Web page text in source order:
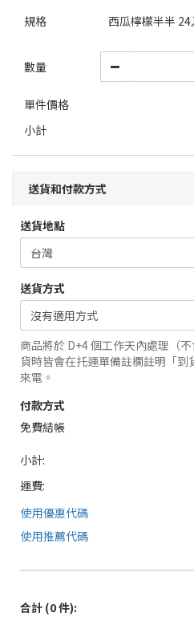
規格 西瓜檸檬半半 24
數量
單件價格
小計
送貨和付款方式
送貨地點
送貨方式
商品將於 D+4 個工作天內處理（
貨時皆會在托運單備註欄註明「
來電。
付款方式
免費結帳
小計:
運費:
使用優惠代碼
使用推薦代碼
合計 (0 件):